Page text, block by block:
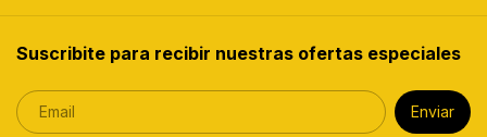
Suscribite para recibir nuestras ofertas especiales